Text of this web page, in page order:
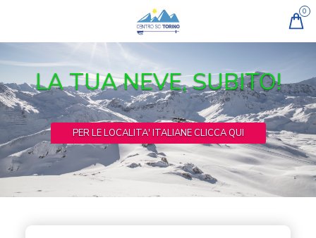
LA TUA NEVE, SUBITO!
PER LE LOCALITA' ITALIANE CLICCA QUI
CAMBIARE LINGUA
FR